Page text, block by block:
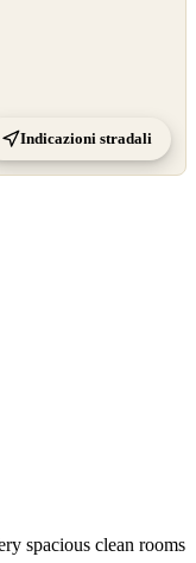
Indicazioni stradali
spacious clean rooms